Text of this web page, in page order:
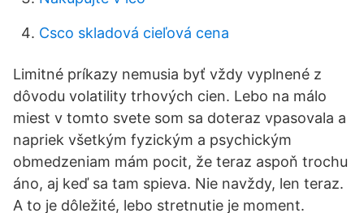
Csco skladová cieľová cena
Limitné príkazy nemusia byť vždy vyplnené z
dôvodu volatility trhových cien. Lebo na málo
miest v tomto svete som sa doteraz vpasovala a
napriek všetkým fyzickým a psychickým
obmedzeniam mám pocit, že teraz aspoň trochu
áno, aj keď sa tam spieva. Nie navždy, len teraz.
A to je dôležité, lebo stretnutie je moment.